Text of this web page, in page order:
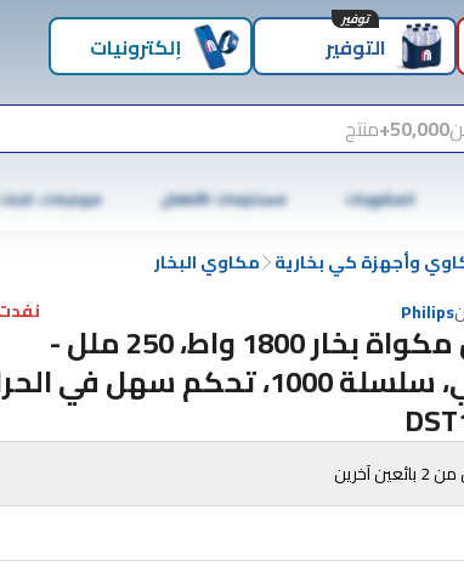
التوفير
توفير
إلكترونيات
50,000+ منتج
المشروبات مستلزمات الأطفال موبايلات،
وأجهزة كي بخارية مكاوي البخار
Philips
فيليبس مكواة بخار 1800 واط، 250 ملل -
بنفسجي، سلسلة 1000، تحكم سهل في
آخرين